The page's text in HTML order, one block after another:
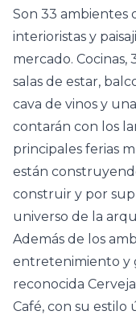
Son 33 ambientes
interioristas y
mercado.
salas de estar,
cava de vinos y
contarán con los
principales ferias
están
construir y por
universo de la
Además de los
entretenimiento y
reconocida
Café, con su estilo